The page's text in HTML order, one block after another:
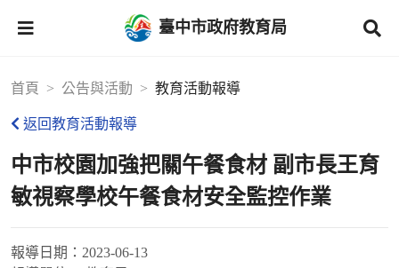
臺中市政府教育局
首頁 公告與活動 教育活動報導
返回教育活動報導
中市校園加強把關午餐食材 副市長王育
敏視察學校午餐食材安全監控作業
報導日期： 2023-06-13